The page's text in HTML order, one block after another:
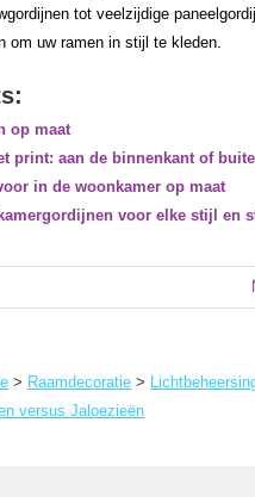
tot veelzijdige
om uw ramen in stijl te kleden.
op maat
print: aan de binnenkant of
in de woonkamer op maat
voor elke stijl en
> Raamdecoratie >
versus Jaloezieën